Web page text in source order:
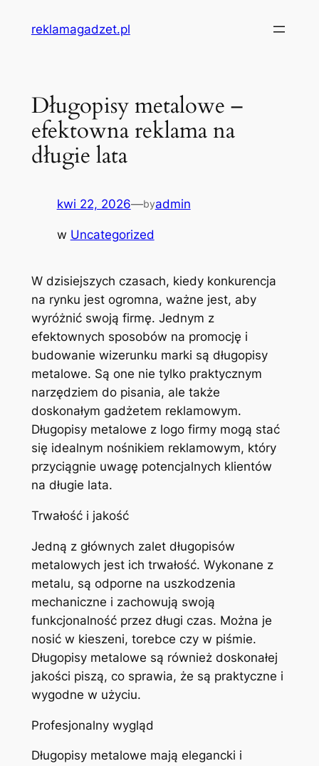
reklamagadzet.pl
Długopisy metalowe –
efektowna reklama na
długie lata
kwi 22, 2026—byadmin
w Uncategorized
W dzisiejszych czasach, kiedy konkurencja
na rynku jest ogromna, ważne jest, aby
wyróżnić swoją firmę. Jednym z
efektownych sposobów na promocję i
budowanie wizerunku marki są długopisy
metalowe. Są one nie tylko praktycznym
narzędziem do pisania, ale także
doskonałym gadżetem reklamowym.
Długopisy metalowe z logo firmy mogą stać
się idealnym nośnikiem reklamowym, który
przyciągnie uwagę potencjalnych klientów
na długie lata.
Trwałość i jakość
Jedną z głównych zalet długopisów
metalowych jest ich trwałość. Wykonane z
metalu, są odporne na uszkodzenia
mechaniczne i zachowują swoją
funkcjonalność przez długi czas. Można je
nosić w kieszeni, torebce czy w piśmie.
Długopisy metalowe są również doskonałej
jakości piszą, co sprawia, że są praktyczne i
wygodne w użyciu.
Profesjonalny wygląd
Długopisy metalowe mają elegancki i